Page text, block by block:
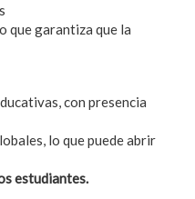
que garantiza que la
con presencia
lo que puede abrir
estudiantes.